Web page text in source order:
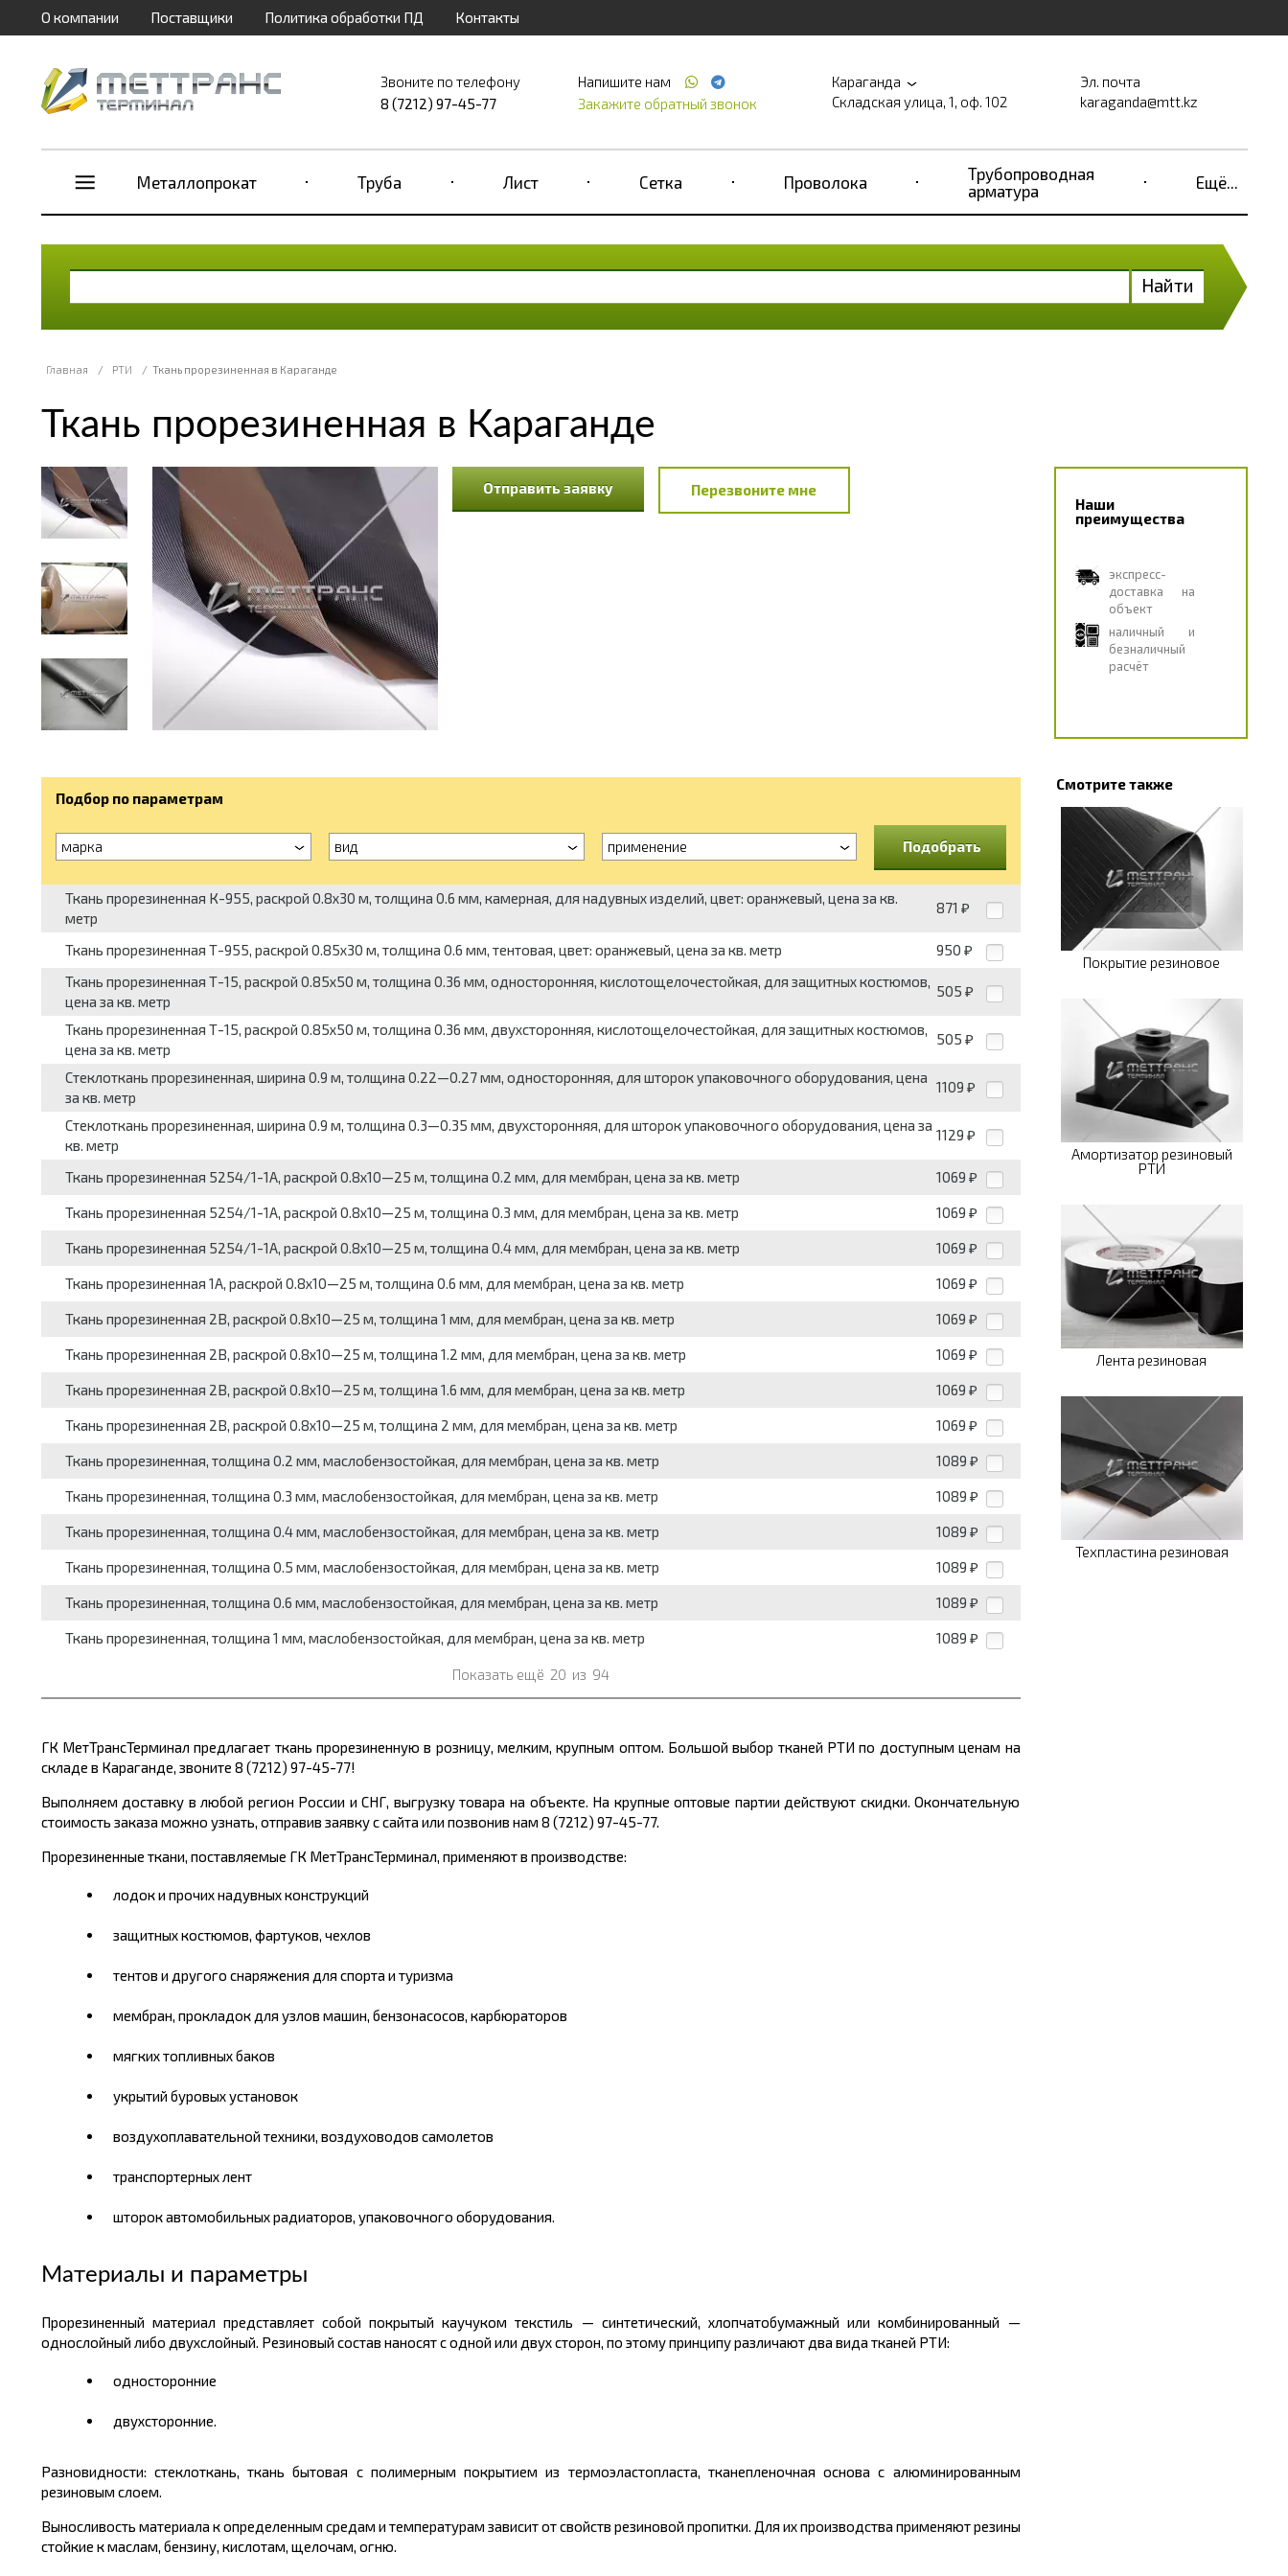
О компании Поставщики Политика обработки ПД Контакты
Звоните по телефону
8 (7212) 97-45-77
Напишите нам
Закажите обратный звонок
Караганда
Складская улица, 1, оф. 102
Эл. почта
karaganda@mtt.kz
Металлопрокат Труба Лист Сетка Проволока
Трубопроводная
арматура
Ещё...
Найти
Главная / РТИ / Ткань прорезиненная в Караганде
Ткань прорезиненная в Караганде
Отправить заявку
Перезвоните мне
Наши
преимущества
экспресс-
доставка на
объект
наличный и
безналичный
расчёт
Подбор по параметрам
марка вид применение Подобрать
Ткань прорезиненная К-955, раскрой 0.8x30 м, толщина 0.6 мм, камерная, для надувных изделий, цвет: оранжевый, цена за кв.
метр
871 ₽
Ткань прорезиненная Т-955, раскрой 0.85x30 м, толщина 0.6 мм, тентовая, цвет: оранжевый, цена за кв. метр 950 ₽
Ткань прорезиненная Т-15, раскрой 0.85x50 м, толщина 0.36 мм, односторонняя, кислотощелочестойкая, для защитных костюмов,
цена за кв. метр
505 ₽
Ткань прорезиненная Т-15, раскрой 0.85x50 м, толщина 0.36 мм, двухсторонняя, кислотощелочестойкая, для защитных костюмов,
цена за кв. метр
505 ₽
Стеклоткань прорезиненная, ширина 0.9 м, толщина 0.22—0.27 мм, односторонняя, для шторок упаковочного оборудования, цена
за кв. метр
1109 ₽
Стеклоткань прорезиненная, ширина 0.9 м, толщина 0.3—0.35 мм, двухсторонняя, для шторок упаковочного оборудования, цена за
кв. метр
1129 ₽
Ткань прорезиненная 5254/1-1А, раскрой 0.8x10—25 м, толщина 0.2 мм, для мембран, цена за кв. метр 1069 ₽
Ткань прорезиненная 5254/1-1А, раскрой 0.8x10—25 м, толщина 0.3 мм, для мембран, цена за кв. метр 1069 ₽
Ткань прорезиненная 5254/1-1А, раскрой 0.8x10—25 м, толщина 0.4 мм, для мембран, цена за кв. метр 1069 ₽
Ткань прорезиненная 1А, раскрой 0.8x10—25 м, толщина 0.6 мм, для мембран, цена за кв. метр 1069 ₽
Ткань прорезиненная 2В, раскрой 0.8x10—25 м, толщина 1 мм, для мембран, цена за кв. метр 1069 ₽
Ткань прорезиненная 2В, раскрой 0.8x10—25 м, толщина 1.2 мм, для мембран, цена за кв. метр 1069 ₽
Ткань прорезиненная 2В, раскрой 0.8x10—25 м, толщина 1.6 мм, для мембран, цена за кв. метр 1069 ₽
Ткань прорезиненная 2В, раскрой 0.8x10—25 м, толщина 2 мм, для мембран, цена за кв. метр 1069 ₽
Ткань прорезиненная, толщина 0.2 мм, маслобензостойкая, для мембран, цена за кв. метр 1089 ₽
Ткань прорезиненная, толщина 0.3 мм, маслобензостойкая, для мембран, цена за кв. метр 1089 ₽
Ткань прорезиненная, толщина 0.4 мм, маслобензостойкая, для мембран, цена за кв. метр 1089 ₽
Ткань прорезиненная, толщина 0.5 мм, маслобензостойкая, для мембран, цена за кв. метр 1089 ₽
Ткань прорезиненная, толщина 0.6 мм, маслобензостойкая, для мембран, цена за кв. метр 1089 ₽
Ткань прорезиненная, толщина 1 мм, маслобензостойкая, для мембран, цена за кв. метр 1089 ₽
Показать ещё 20 из 94
ГК МетТрансТерминал предлагает ткань прорезиненную в розницу, мелким, крупным оптом. Большой выбор тканей РТИ по доступным ценам на
складе в Караганде, звоните 8 (7212) 97-45-77!
Выполняем доставку в любой регион России и СНГ, выгрузку товара на объекте. На крупные оптовые партии действуют скидки. Окончательную
стоимость заказа можно узнать, отправив заявку с сайта или позвонив нам 8 (7212) 97-45-77.
Прорезиненные ткани, поставляемые ГК МетТрансТерминал, применяют в производстве:
лодок и прочих надувных конструкций
защитных костюмов, фартуков, чехлов
тентов и другого снаряжения для спорта и туризма
мембран, прокладок для узлов машин, бензонасосов, карбюраторов
мягких топливных баков
укрытий буровых установок
воздухоплавательной техники, воздуховодов самолетов
транспортерных лент
шторок автомобильных радиаторов, упаковочного оборудования.
Материалы и параметры
Прорезиненный материал представляет собой покрытый каучуком текстиль — синтетический, хлопчатобумажный или комбинированный —
однослойный либо двухслойный. Резиновый состав наносят с одной или двух сторон, по этому принципу различают два вида тканей РТИ:
односторонние
двухсторонние.
Разновидности: стеклоткань, ткань бытовая с полимерным покрытием из термоэластопласта, тканепленочная основа с алюминированным
резиновым слоем.
Выносливость материала к определенным средам и температурам зависит от свойств резиновой пропитки. Для их производства применяют резины
стойкие к маслам, бензину, кислотам, щелочам, огню.
Смотрите также
Покрытие резиновое
Амортизатор резиновый
РТИ
Лента резиновая
Техпластина резиновая